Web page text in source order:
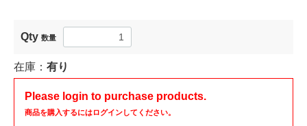
Qty 数量
在庫： 有り
Please login to purchase products.
商品を購入するにはログインしてください。